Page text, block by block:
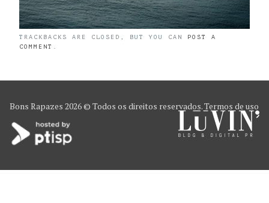
TRACKBACKS ARE CLOSED, BUT YOU CAN POST A
COMMENT
Bons Rapazes 2026 © Todos os direitos reservados.Termos de uso